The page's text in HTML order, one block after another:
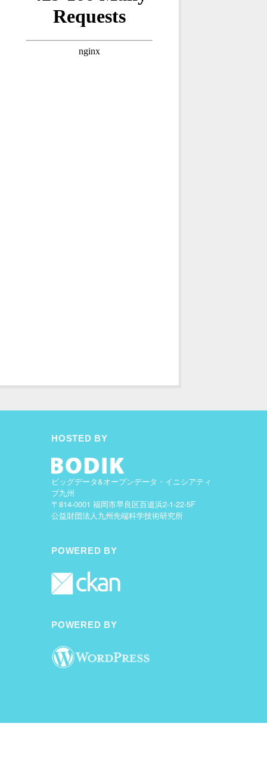
HOSTED BY
ビッグデータ&オープンデータ・イニシアティ
ブ九州
〒814-0001 福岡市早良区百道浜2-1-22-5F
公益財団法人九州先端科学技術研究所
POWERED BY
POWERED BY